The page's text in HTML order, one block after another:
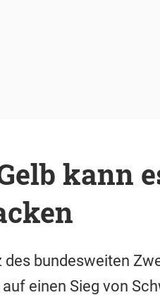
kann
des bundesweiten
einen Sieg von